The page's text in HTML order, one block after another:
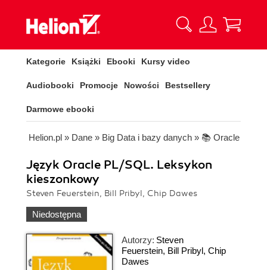
Kategorie Książki Ebooki Kursy video
Audiobooki Promocje Nowości Bestsellery
Darmowe ebooki
Helion.pl » Dane » Big Data i bazy danych » 📚 Oracle
Język Oracle PL/SQL. Leksykon
kieszonkowy
Steven Feuerstein, Bill Pribyl, Chip Dawes
Niedostępna
Autorzy: Steven
Feuerstein, Bill Pribyl, Chip
Dawes